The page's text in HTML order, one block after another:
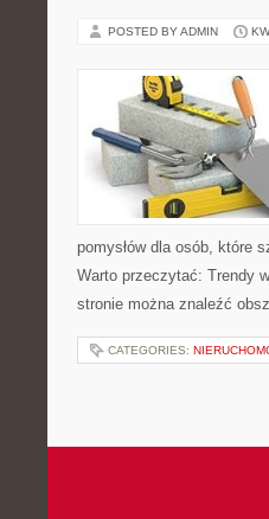
POSTED BY ADMIN
pomysłów dla osób, które
Warto przeczytać: Trendy
stronie można znaleźć
CATEGORIES: